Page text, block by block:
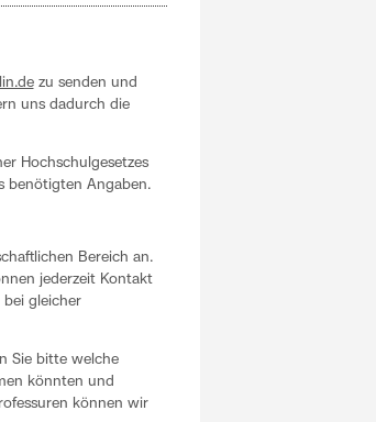
zu senden und
uns dadurch die
Hochschulgesetzes
benötigten Angaben.
Bereich an.
jederzeit Kontakt
gleicher
Sie bitte welche
könnten und
können wir